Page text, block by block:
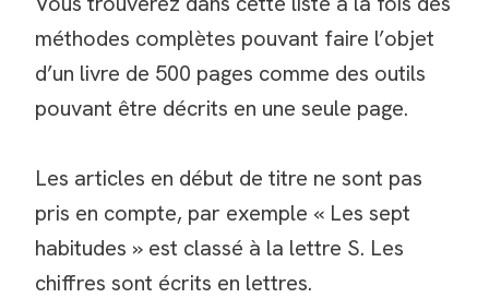
méthodes complètes pouvant faire l’objet
d’un livre de 500 pages comme des outils
pouvant être décrits en une seule page.
Les articles en début de titre ne sont pas
pris en compte, par exemple « Les sept
habitudes » est classé à la lettre S. Les
chiffres sont écrits en lettres.